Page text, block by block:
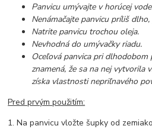
Panvicu umývajte v horúcej
Nenámačajte panvicu príliš
Natrite panvicu trochou oleja.
Nevhodná do umývačky riadu.
Oceľová panvica pri dlhodobom
znamená, že sa na nej vytvorila
získa vlastnosti nepriľnavého
Pred prvým použitím:
1. Na panvicu vložte šupky od